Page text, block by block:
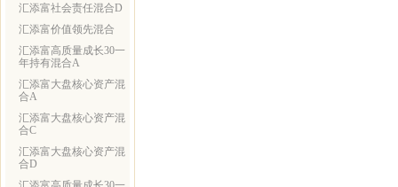
汇添富社会责任混合D
汇添富价值领先混合
汇添富高质量成长30一
年持有混合A
汇添富大盘核心资产混
合A
汇添富大盘核心资产混
合C
汇添富大盘核心资产混
合D